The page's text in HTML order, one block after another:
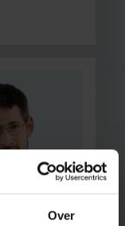
Over